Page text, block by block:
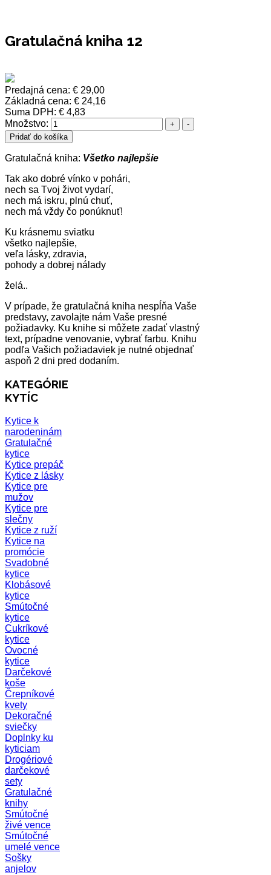
Gratulačná kniha 12
Predajná cena: € 29,00
Základná cena: € 24,16
Suma DPH: € 4,83
Množstvo:
Gratulačná kniha: Všetko najlepšie
Tak ako dobré vínko v pohári,
nech sa Tvoj život vydarí,
nech má iskru, plnú chuť,
nech má vždy čo ponúknuť!
Ku krásnemu sviatku
všetko najlepšie,
veľa lásky, zdravia,
pohody a dobrej nálady
želá..
V prípade, že gratulačná kniha nespĺňa Vaše
predstavy, zavolajte nám Vaše presné
požiadavky. Ku knihe si môžete zadať vlastný
text, prípadne venovanie, vybrať farbu. Knihu
podľa Vašich požiadaviek je nutné objednať
aspoň 2 dni pred dodaním.
KATEGÓRIE
KYTÍC
Kytice k
narodeninám
Gratulačné
kytice
Kytice prepáč
Kytice z lásky
Kytice pre
mužov
Kytice pre
slečny
Kytice z ruží
Kytice na
promócie
Svadobné
kytice
Klobásové
kytice
Smútočné
kytice
Cukríkové
kytice
Ovocné
kytice
Darčekové
koše
Črepníkové
kvety
Dekoračné
sviečky
Doplnky ku
kyticiam
Drogériové
darčekové
sety
Gratulačné
knihy
Smútočné
živé vence
Smútočné
umelé vence
Sošky
anjelov